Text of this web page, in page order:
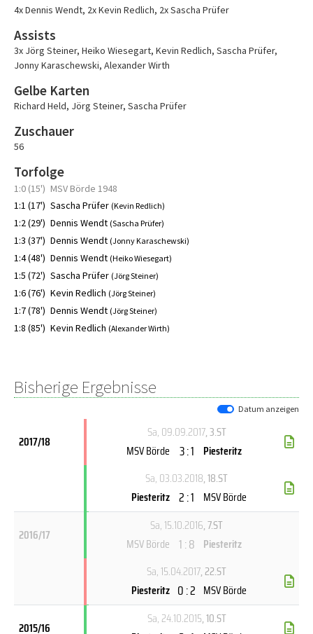
4x Dennis Wendt, 2x Kevin Redlich, 2x Sascha Prüfer
Assists
3x Jörg Steiner, Heiko Wiesegart, Kevin Redlich, Sascha Prüfer,
Jonny Karaschewski, Alexander Wirth
Gelbe Karten
Richard Held, Jörg Steiner, Sascha Prüfer
Zuschauer
56
Torfolge
1:0 (15') MSV Börde 1948
1:1 (17') Sascha Prüfer (Kevin Redlich)
1:2 (29') Dennis Wendt (Sascha Prüfer)
1:3 (37') Dennis Wendt (Jonny Karaschewski)
1:4 (48') Dennis Wendt (Heiko Wiesegart)
1:5 (72') Sascha Prüfer (Jörg Steiner)
1:6 (76') Kevin Redlich (Jörg Steiner)
1:7 (78') Dennis Wendt (Jörg Steiner)
1:8 (85') Kevin Redlich (Alexander Wirth)
Bisherige Ergebnisse
Datum anzeigen
2017/18
Sa, 09.09.2017, 3.ST
MSV Börde 3 : 1 Piesteritz
Sa, 03.03.2018, 18.ST
Piesteritz 2 : 1 MSV Börde
2016/17
Sa, 15.10.2016, 7.ST
MSV Börde 1 : 8 Piesteritz
Sa, 15.04.2017, 22.ST
Piesteritz 0 : 2 MSV Börde
2015/16
Sa, 24.10.2015, 10.ST